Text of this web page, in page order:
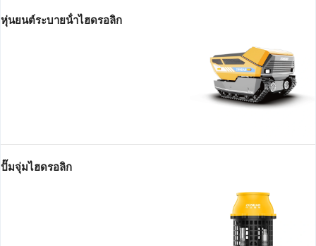
หุ่นยนต์ระบายน้ําไฮดรอลิก
ปั๊มจุ่มไฮดรอลิก